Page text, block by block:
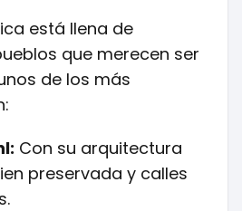
está llena de
que merecen ser
de los más
Con su arquitectura
preservada y calles